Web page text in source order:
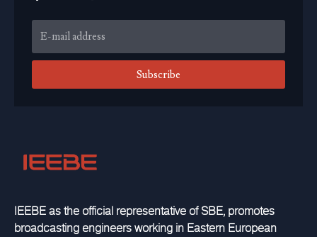
Subscribe
IEEBE as the official representative of SBE, promotes
broadcasting engineers working in Eastern European